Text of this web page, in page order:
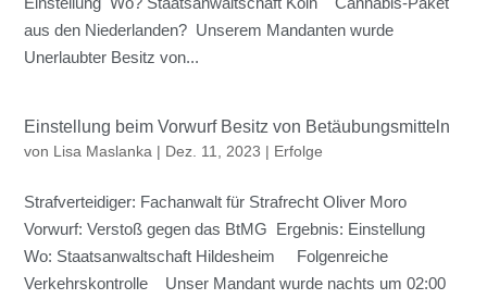
aus den Niederlanden? Unserem Mandanten wurde
Unerlaubter Besitz von...
Einstellung beim Vorwurf Besitz von Betäubungsmitteln
von Lisa Maslanka | Dez. 11, 2023 | Erfolge
Strafverteidiger: Fachanwalt für Strafrecht Oliver Moro
Vorwurf: Verstoß gegen das BtMG Ergebnis: Einstellung
Wo: Staatsanwaltschaft Hildesheim Folgenreiche
Verkehrskontrolle Unser Mandant wurde nachts um 02:00